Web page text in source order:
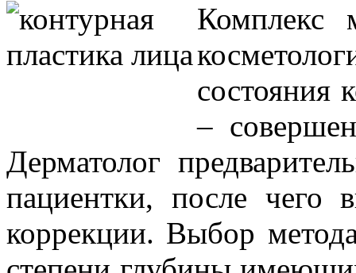
Комплекс
состояния
–
Дерматолог
пациентки, после чего
коррекции. Выбор